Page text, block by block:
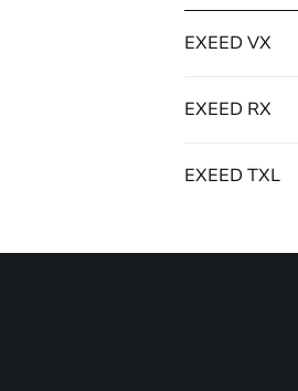
EXEED VX
EXEED RX
EXEED TXL